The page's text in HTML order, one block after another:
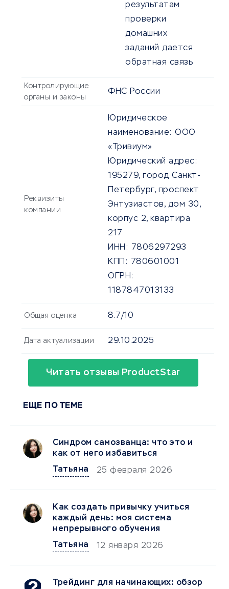
результатам
проверки
домашних
заданий дается
обратная связь
Контролирующие
органы и законы
ФНС России
Реквизиты
компании
Юридическое
наименование: ООО
«Тривиум»
Юридический адрес:
195279, город Санкт-
Петербург, проспект
Энтузиастов, дом 30,
корпус 2, квартира
217
ИНН:
7806297293
КПП:
780601001
ОГРН:
1187847013133
Общая оценка 8.7/10
Дата актуализации 29.10.2025
Читать отзывы ProductStar
ЕЩЕ ПО ТЕМЕ
Синдром самозванца: что это и
как от него избавиться
Татьяна
25 февраля 2026
Как создать привычку учиться
каждый день: моя система
непрерывного обучения
Татьяна
12 января 2026
Трейдинг для начинающих: обзор